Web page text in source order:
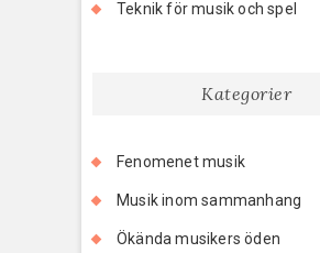
Teknik för musik och spel
Kategorier
Fenomenet musik
Musik inom sammanhang
Ökända musikers öden